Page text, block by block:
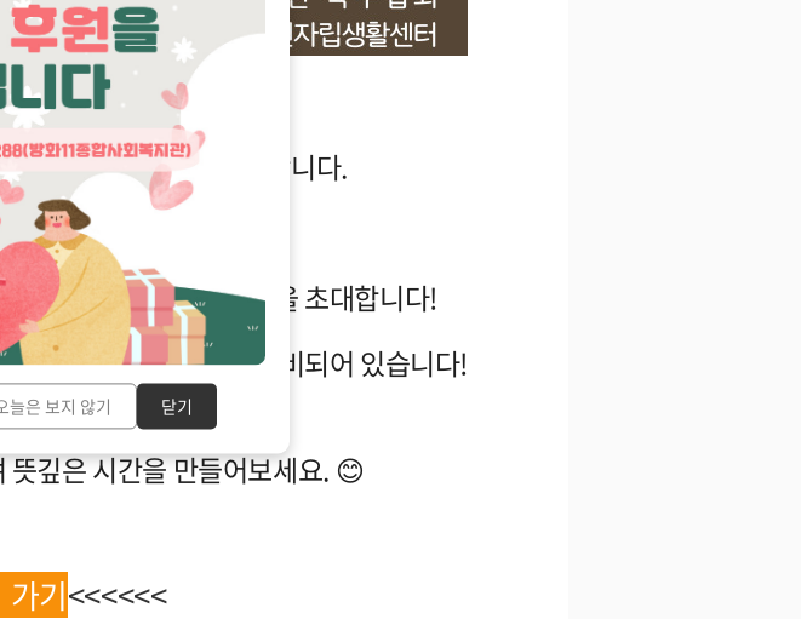
32주년을 맞이해
림 탁구대회」를 진행합니다.
한 탁구대회에 여러분을 초대합니다!
상품과 응원 선물도 준비되어 있습니다!
깊은 시간을 만들어보세요. 😊
기<<<<<<
늘은 보지 않기 닫기